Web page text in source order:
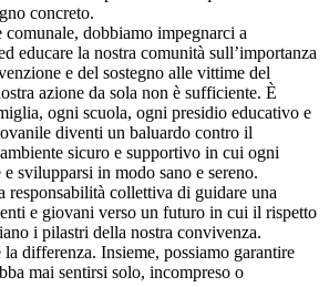
concreto.
dobbiamo impegnarci a
educare la nostra comunità sull’importanza
e del sostegno alle vittime del
azione da sola non è sufficiente. È
ogni scuola, ogni presidio educativo e
diventi un baluardo contro il
sicuro e supportivo in cui ogni
e svilupparsi in modo sano e sereno.
responsabilità collettiva di guidare una
e giovani verso un futuro in cui il rispetto
i pilastri della nostra convivenza.
differenza. Insieme, possiamo garantire
mai sentirsi solo, incompreso o